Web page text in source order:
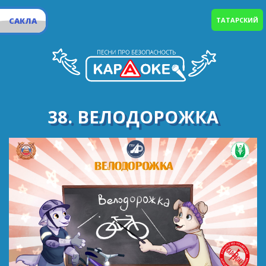
САКЛА ТАТАРСКИЙ
38. ВЕЛОДОРОЖКА
Вдаль за горизонты стелется дорожка.
Мы сейчас расскажем про неё немножко.
Выделим специальной белой полосой,
Чтоб велосипеду путь создать простой.
По дорожкам ездим мы и всегда в порядке.
Налокотник, наколенник, шлем перед посадкой.
Звуковой сигнал проверь и спокоен будь.
На велодорожке ты, и прекрасен путь.